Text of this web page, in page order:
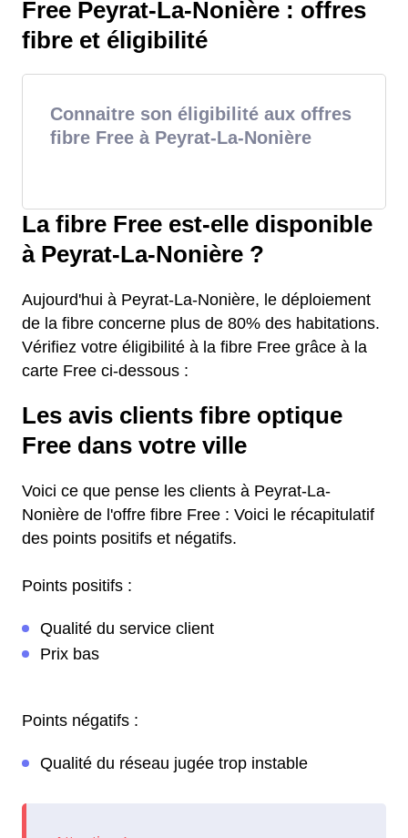
Free Peyrat-La-Nonière : offres
fibre et éligibilité
Connaitre son éligibilité aux offres
fibre Free à Peyrat-La-Nonière
La fibre Free est-elle disponible
à Peyrat-La-Nonière ?
Aujourd'hui à Peyrat-La-Nonière, le déploiement
de la fibre concerne plus de 80% des habitations.
Vérifiez votre éligibilité à la fibre Free grâce à la
carte Free ci-dessous :
Les avis clients fibre optique
Free dans votre ville
Voici ce que pense les clients à Peyrat-La-
Nonière de l'offre fibre Free : Voici le récapitulatif
des points positifs et négatifs.
Points positifs :
Qualité du service client
Prix bas
Points négatifs :
Qualité du réseau jugée trop instable